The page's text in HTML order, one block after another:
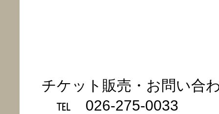
チケット販売・お問い合
℡ 026-275-0033